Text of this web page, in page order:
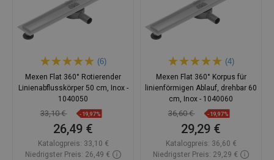
(6)
Mexen Flat 360° Rotierender
Linienabflusskörper 50 cm, Inox -
1040050
33,10 € -19,97%
26,49 €
Katalogpreis: 33,10 €
Niedrigster Preis: 26,49 €
(4)
Mexen Flat 360° Korpus für
linienförmigen Ablauf, drehbar 60
cm, Inox - 1040060
36,60 € -19,97%
29,29 €
Katalogpreis: 36,60 €
Niedrigster Preis: 29,29 €